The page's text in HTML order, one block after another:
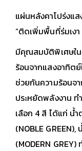
แผ่นหลังคาโปร่งแ
“ติดเพิ่มพื้นที่ร่มเง
มีคุณสมบัติพิเศษใน
ร้อนจากแสงอาทิต
ช่วยกันความร้อนจ
ประหยัดพลังงาน ท
เลือก 4 สี ได้แก่ น้ำ
(NOBLE GREEN),
(MODERN